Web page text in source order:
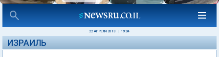
22 АПРЕЛЯ 2013 19:34
ИЗРАИЛЬ